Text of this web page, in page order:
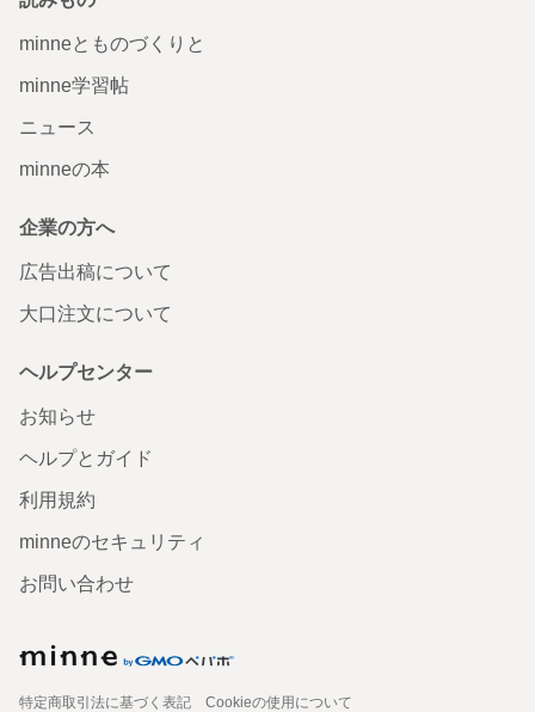
minneとものづくりと
minne学習帖
ニュース
minneの本
企業の方へ
広告出稿について
大口注文について
ヘルプセンター
お知らせ
ヘルプとガイド
利用規約
minneのセキュリティ
お問い合わせ
特定商取引法に基づく表記
Cookieの使用について